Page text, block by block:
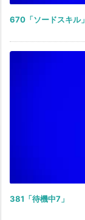
670「ソードスキル」
381「待機中7」